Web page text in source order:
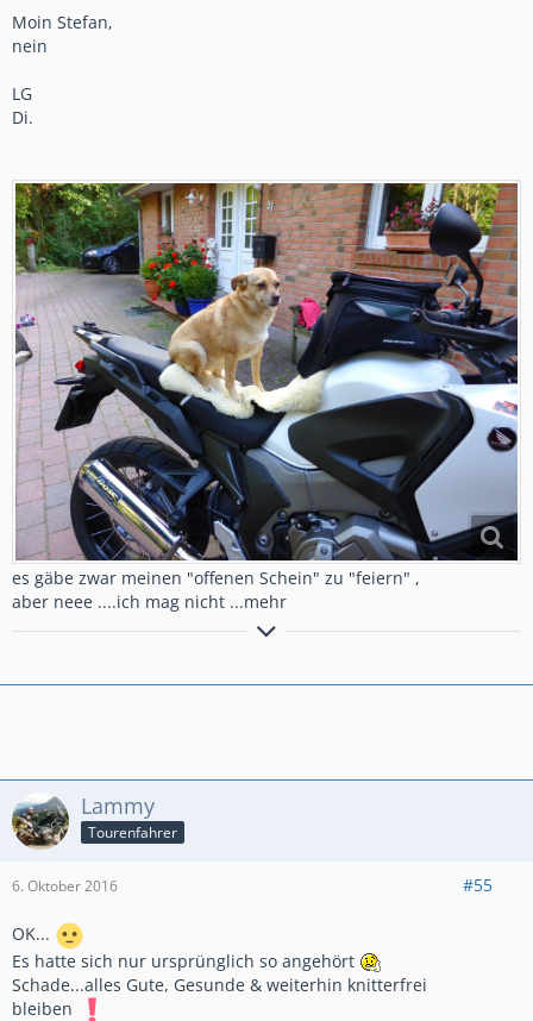
Moin Stefan,
nein
LG
Di.
es gäbe zwar meinen "offenen Schein" zu "feiern" ,
aber neee ....ich mag nicht ...mehr
meine YT Zweiradecke....
g
Lammy
Tourenfahrer
6. Oktober 2016 #55
OK...
Es hatte sich nur ursprünglich so angehört
Schade...alles Gute, Gesunde & weiterhin knitterfrei
bleiben